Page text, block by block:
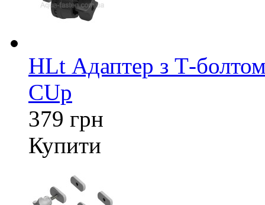
HLt Адаптер з Т-
CUp
379 грн
Купити